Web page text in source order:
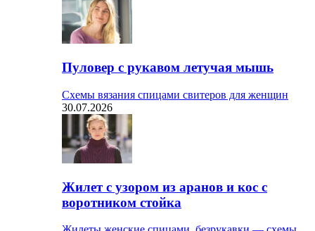
Пуловер с рукавом летучая мышь
Схемы вязания спицами свитеров для женщин
30.07.2026
Жилет с узором из аранов и кос с
воротником стойка